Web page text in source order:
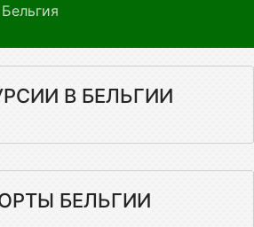
Бельгия
В БЕЛЬГИИ
БЕЛЬГИИ